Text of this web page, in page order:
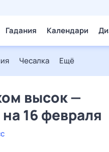
Гадания Календари
Чесалка Ещё
высок —
16 февраля